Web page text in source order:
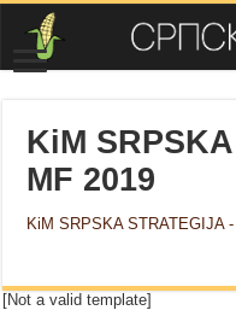
KiM
MF 2019
KiM SRPSKA STRATEGIJA
[Not a valid template]